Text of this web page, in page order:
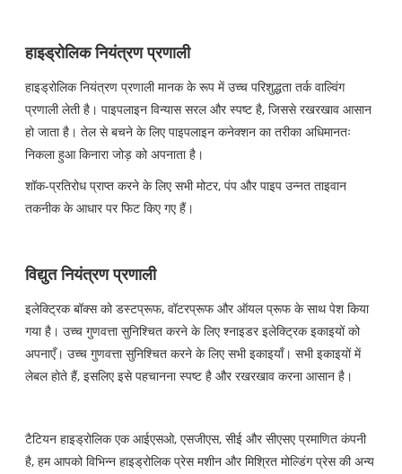
हाइड्रोलिक नियंत्रण प्रणाली
हाइड्रोलिक नियंत्रण प्रणाली मानक के रूप में उच्च परिशुद्धता तर्क वाल्विंग
प्रणाली लेती है। पाइपलाइन विन्यास सरल और स्पष्ट है, जिससे रखरखाव आसान
हो जाता है। तेल से बचने के लिए पाइपलाइन कनेक्शन का तरीका अधिमानतः
निकला हुआ किनारा जोड़ को अपनाता है।
शॉक-प्रतिरोध प्राप्त करने के लिए सभी मोटर, पंप और पाइप उन्नत ताइवान
तकनीक के आधार पर फिट किए गए हैं।
विद्युत नियंत्रण प्रणाली
इलेक्ट्रिक बॉक्स को डस्टप्रूफ, वॉटरप्रूफ और ऑयल प्रूफ के साथ पेश किया
गया है। उच्च गुणवत्ता सुनिश्चित करने के लिए श्नाइडर इलेक्ट्रिक इकाइयों को
अपनाएँ। उच्च गुणवत्ता सुनिश्चित करने के लिए सभी इकाइयाँ। सभी इकाइयों में
लेबल होते हैं, इसलिए इसे पहचानना स्पष्ट है और रखरखाव करना आसान है।
टैटियन हाइड्रोलिक एक आईएसओ, एसजीएस, सीई और सीएसए प्रमाणित कंपनी
है, हम आपको विभिन्न हाइड्रोलिक प्रेस मशीन और मिश्रित मोल्डिंग प्रेस की अन्य